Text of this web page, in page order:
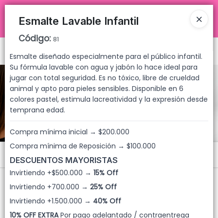
Esmalte Lavable Infantil
Código: 81
Esmalte diseñado especialmente para el público infantil.
Su fórmula lavable con agua y jabón lo hace ideal para
jugar con total seguridad. Es no tóxico, libre de crueldad
animal y apto para pieles sensibles. Disponible en 6
colores pastel, estimula lacreatividad y la expresión desde
temprana edad.
Compra mínima inicial → $200.000
Compra mínima de Reposición → $100.000
DESCUENTOS MAYORISTAS
Invirtiendo +$500.000 → 15% Off
Invirtiendo +700.000 → 25% Off
Invirtiendo +1.500.000 → 40% Off
10% OFF EXTRAPor pago adelantado / contraentrega
TIENDA ONLINE MAYORISTA 🛒🔥 INSTAGRAM
@LUYAGUSCOSMETICOS
Ingresar a la Tienda
CÓMO COMPRAR
QUIÉNES SOMOS
CONTACTO
CONTACTO
CATÁLOGO 2026
Menú